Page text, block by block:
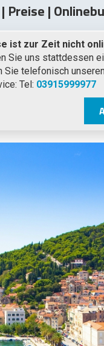
Preise |
ist zur Zeit nicht
Sie uns stattdessen
Sie telefonisch
Tel: 03915999977